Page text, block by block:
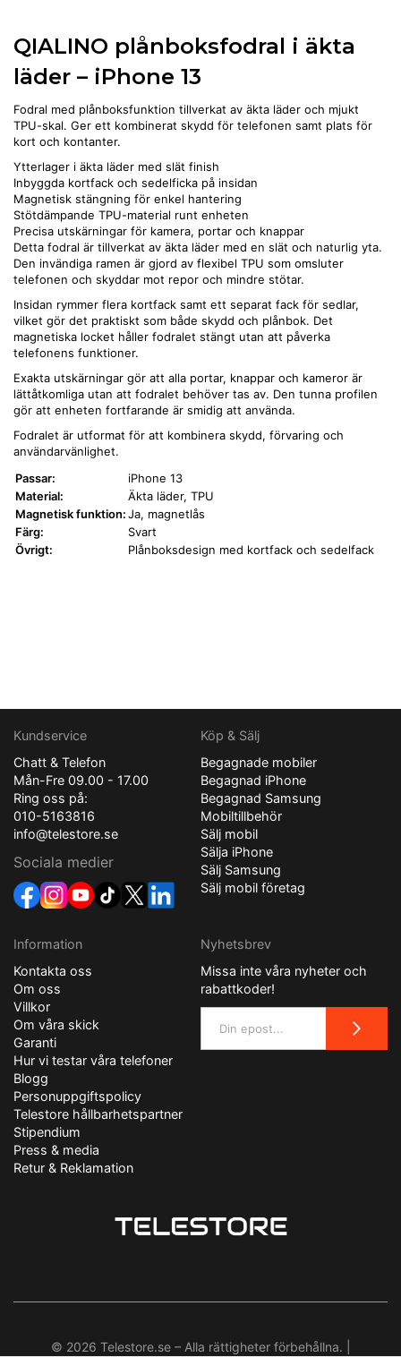
QIALINO plånboksfodral i äkta
läder – iPhone 13
Fodral med plånboksfunktion tillverkat av äkta läder och mjukt
TPU-skal. Ger ett kombinerat skydd för telefonen samt plats för
kort och kontanter.
Ytterlager i äkta läder med slät finish
Inbyggda kortfack och sedelficka på insidan
Magnetisk stängning för enkel hantering
Stötdämpande TPU-material runt enheten
Precisa utskärningar för kamera, portar och knappar
Detta fodral är tillverkat av äkta läder med en slät och naturlig yta.
Den invändiga ramen är gjord av flexibel TPU som omsluter
telefonen och skyddar mot repor och mindre stötar.
Insidan rymmer flera kortfack samt ett separat fack för sedlar,
vilket gör det praktiskt som både skydd och plånbok. Det
magnetiska locket håller fodralet stängt utan att påverka
telefonens funktioner.
Exakta utskärningar gör att alla portar, knappar och kameror är
lättåtkomliga utan att fodralet behöver tas av. Den tunna profilen
gör att enheten fortfarande är smidig att använda.
Fodralet är utformat för att kombinera skydd, förvaring och
användarvänlighet.
Passar:
iPhone 13
Material:
Äkta läder, TPU
Magnetisk funktion:Ja, magnetlås
Färg:
Svart
Övrigt:
Plånboksdesign med kortfack och sedelfack
Kundservice
Chatt & Telefon
Mån-Fre 09.00 - 17.00
Ring oss på:
010-5163816
info@telestore.se
Sociala medier
Köp & Sälj
Begagnade mobiler
Begagnad iPhone
Begagnad Samsung
Mobiltillbehör
Sälj mobil
Sälja iPhone
Sälj Samsung
Sälj mobil företag
Information
Kontakta oss
Om oss
Villkor
Om våra skick
Garanti
Hur vi testar våra telefoner
Blogg
Personuppgiftspolicy
Telestore hållbarhetspartner
Stipendium
Press & media
Retur & Reklamation
Nyhetsbrev
Missa inte våra nyheter och
rabattkoder!
© 2026 Telestore.se – Alla rättigheter förbehållna. |